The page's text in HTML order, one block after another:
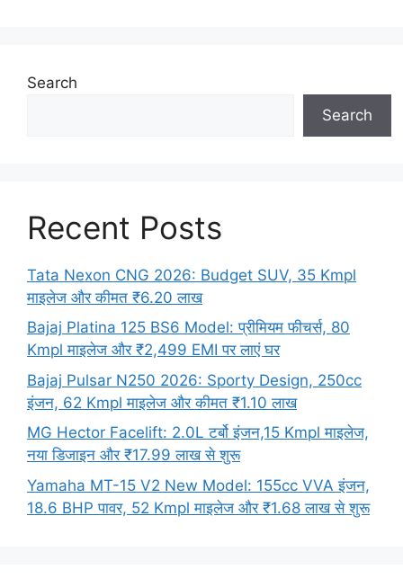
Search
Search
Recent Posts
Tata Nexon CNG 2026: Budget SUV, 35 Kmpl
माइलेज और कीमत ₹6.20 लाख
Bajaj Platina 125 BS6 Model: प्रीमियम फीचर्स, 80
Kmpl माइलेज और ₹2,499 EMI पर लाएं घर
Bajaj Pulsar N250 2026: Sporty Design, 250cc
इंजन, 62 Kmpl माइलेज और कीमत ₹1.10 लाख
MG Hector Facelift: 2.0L टर्बो इंजन,15 Kmpl माइलेज,
नया डिजाइन और ₹17.99 लाख से शुरू
Yamaha MT-15 V2 New Model: 155cc VVA इंजन,
18.6 BHP पावर, 52 Kmpl माइलेज और ₹1.68 लाख से शुरू